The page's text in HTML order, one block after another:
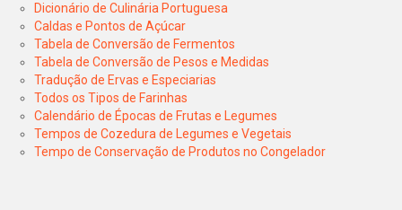
Dicionário de Culinária Portuguesa
Caldas e Pontos de Açúcar
Tabela de Conversão de Fermentos
Tabela de Conversão de Pesos e Medidas
Tradução de Ervas e Especiarias
Todos os Tipos de Farinhas
Calendário de Épocas de Frutas e Legumes
Tempos de Cozedura de Legumes e Vegetais
Tempo de Conservação de Produtos no Congelador